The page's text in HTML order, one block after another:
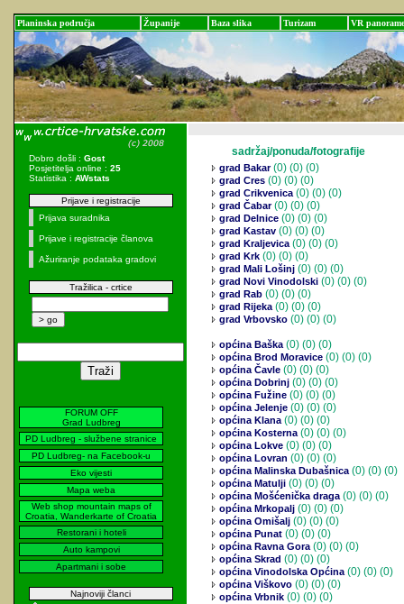
Planinska područja Županije Baza slika Turizam VR panorame
Dobro došli : Gost
Posjetitelja online : 25
Statistika : AWstats
Prijave i registracije
Prijava suradnika
Prijave i registracije članova
Ažuriranje podataka gradovi
Tražilica - crtice
FORUM OFF
Grad Ludbreg
PD Ludbreg - službene stranice
PD Ludbreg- na Facebook-u
Eko vijesti
Mapa weba
Web shop mountain maps of
Croatia, Wanderkarte of Croatia
Restorani i hoteli
Auto kampovi
Apartmani i sobe
Najnoviji članci
sadržaj/ponuda/fotografije
grad Bakar(0) (0) (0)
grad Cres (0) (0) (0)
grad Crikvenica(0) (0) (0)
grad Čabar(0) (0) (0)
grad Delnice (0) (0) (0)
grad Kastav (0) (0) (0)
grad Kraljevica(0) (0) (0)
grad Krk (0) (0) (0)
grad Mali Lošinj (0) (0) (0)
grad Novi Vinodolski (0) (0) (0)
grad Rab (0) (0) (0)
grad Rijeka(0) (0) (0)
grad Vrbovsko (0) (0) (0)
općina Baška(0) (0) (0)
općina Brod Moravice (0) (0) (0)
općina Čavle (0) (0) (0)
općina Dobrinj (0) (0) (0)
općina Fužine (0) (0) (0)
općina Jelenje (0) (0) (0)
općina Klana(0) (0) (0)
općina Kosterna(0) (0) (0)
općina Lokve (0) (0) (0)
općina Lovran (0) (0) (0)
općina Malinska Dubašnica(0) (0) (0)
općina Matulji (0) (0) (0)
općina Mošćenička draga(0) (0) (0)
općina Mrkopalj (0) (0) (0)
općina Omišalj (0) (0) (0)
općina Punat (0) (0) (0)
općina Ravna Gora(0) (0) (0)
općina Skrad (0) (0) (0)
općina Vinodolska Općina(0) (0) (0)
općina Viškovo (0) (0) (0)
općina Vrbnik (0) (0) (0)